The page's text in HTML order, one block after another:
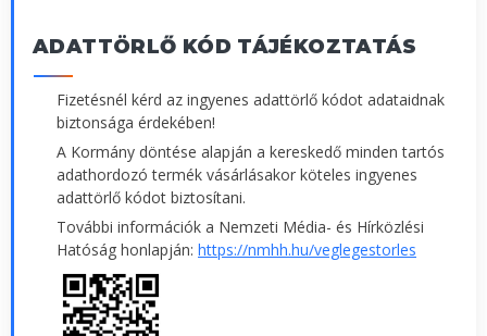
ADATTÖRLŐ KÓD TÁJÉKOZTATÁS
Fizetésnél kérd az ingyenes adattörlő kódot adataidnak
biztonsága érdekében!
A Kormány döntése alapján a kereskedő minden tartós
adathordozó termék vásárlásakor köteles ingyenes
adattörlő kódot biztosítani.
További információk a Nemzeti Média- és Hírközlési
Hatóság honlapján: https://nmhh.hu/veglegestorles